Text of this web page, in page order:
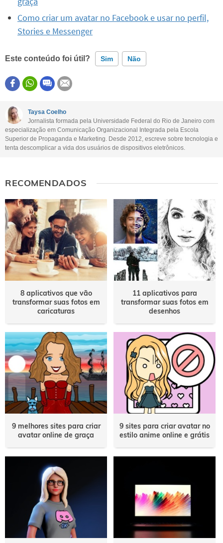
Como criar um avatar no Facebook e usar no perfil,
Stories e Messenger
Este conteúdo foi útil? Sim Não
Este conteúdo contém informação incorreta
Este conteúdo não tem a informação que procuro
Outro
Taysa Coelho
Jornalista formada pela Universidade Federal do Rio de Janeiro com
especialização em Comunicação Organizacional Integrada pela Escola
Superior de Propaganda e Marketing. Desde 2012, escreve sobre tecnologia e
tenta descomplicar a vida dos usuários de dispositivos eletrônicos.
RECOMENDADOS
8 aplicativos que vão
transformar suas fotos em
caricaturas
11 aplicativos para
transformar suas fotos em
desenhos
9 melhores sites para criar
avatar online de graça
9 sites para criar avatar no
estilo anime online e grátis